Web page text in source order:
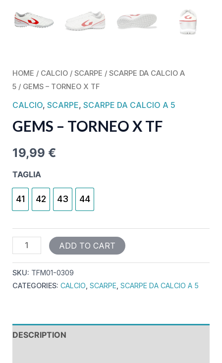
HOME / CALCIO/ SCARPE / SCARPE DA CALCIO A
5/ GEMS – TORNEO X TF
CALCIO, SCARPE, SCARPE DA CALCIO A 5
GEMS – TORNEO X TF
19,99 €
TAGLIA
41 42 43 44
ADD TO CART
SKU: TFM01-0309
CATEGORIES: CALCIO SCARPE SCARPE DA CALCIO A 5
DESCRIPTION